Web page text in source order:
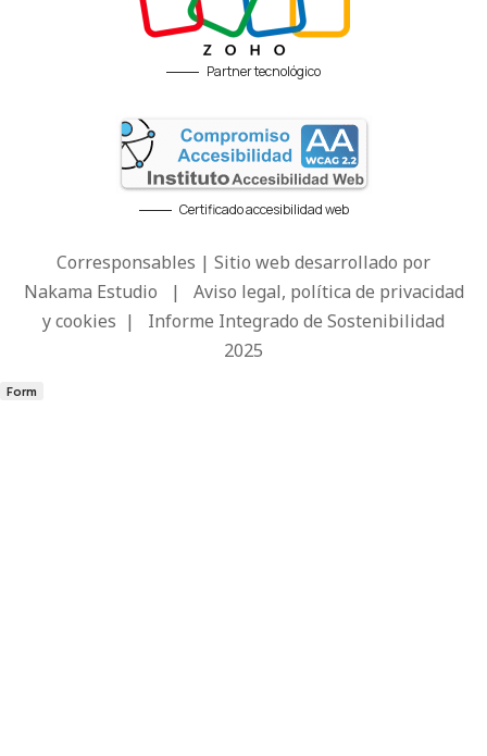
Partner tecnológico
Certificado accesibilidad web
Corresponsables | Sitio web desarrollado por
Nakama Estudio | Aviso legal, política de privacidad
y cookies | Informe Integrado de Sostenibilidad
2025
Form